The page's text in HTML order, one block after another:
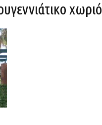
χωριό